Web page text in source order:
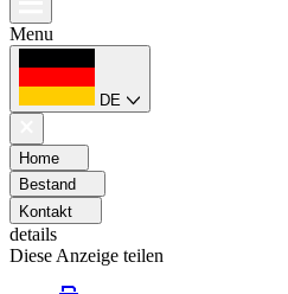
Menu
DE
Home
Bestand
Kontakt
details
Diese Anzeige teilen